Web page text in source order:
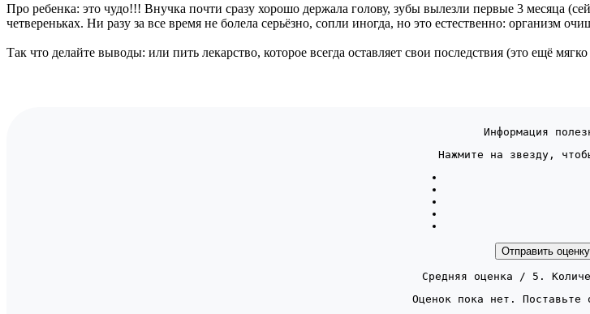
Про ребенка: это чудо!!! Внучка почти сразу хорошо держала голову, зубы вылезли первые 3 месяца
четвереньках. Ни разу за все время не болела серьёзно, сопли иногда, но это естественно: организм
Так что делайте выводы: или пить лекарство, которое всегда оставляет свои последствия (это ещё
Информация
Нажмите на звезду,
Отправить оценку
Средняя оценка
/ 5.
Оценок пока нет. Поставьте